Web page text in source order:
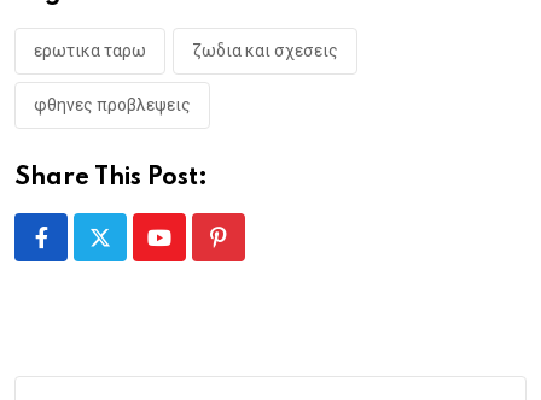
ερωτικα ταρω ζωδια και σχεσεις
φθηνες προβλεψεις
Share This Post:
YoutubePinterest